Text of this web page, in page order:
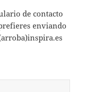
de contacto
enviando